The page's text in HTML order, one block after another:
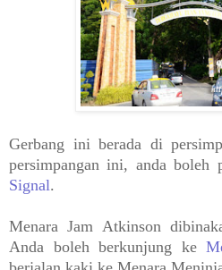
Gerbang ini berada di
persimpangan ini, anda boleh
Signal.
Menara Jam Atkinson
Anda boleh berkunjung ke